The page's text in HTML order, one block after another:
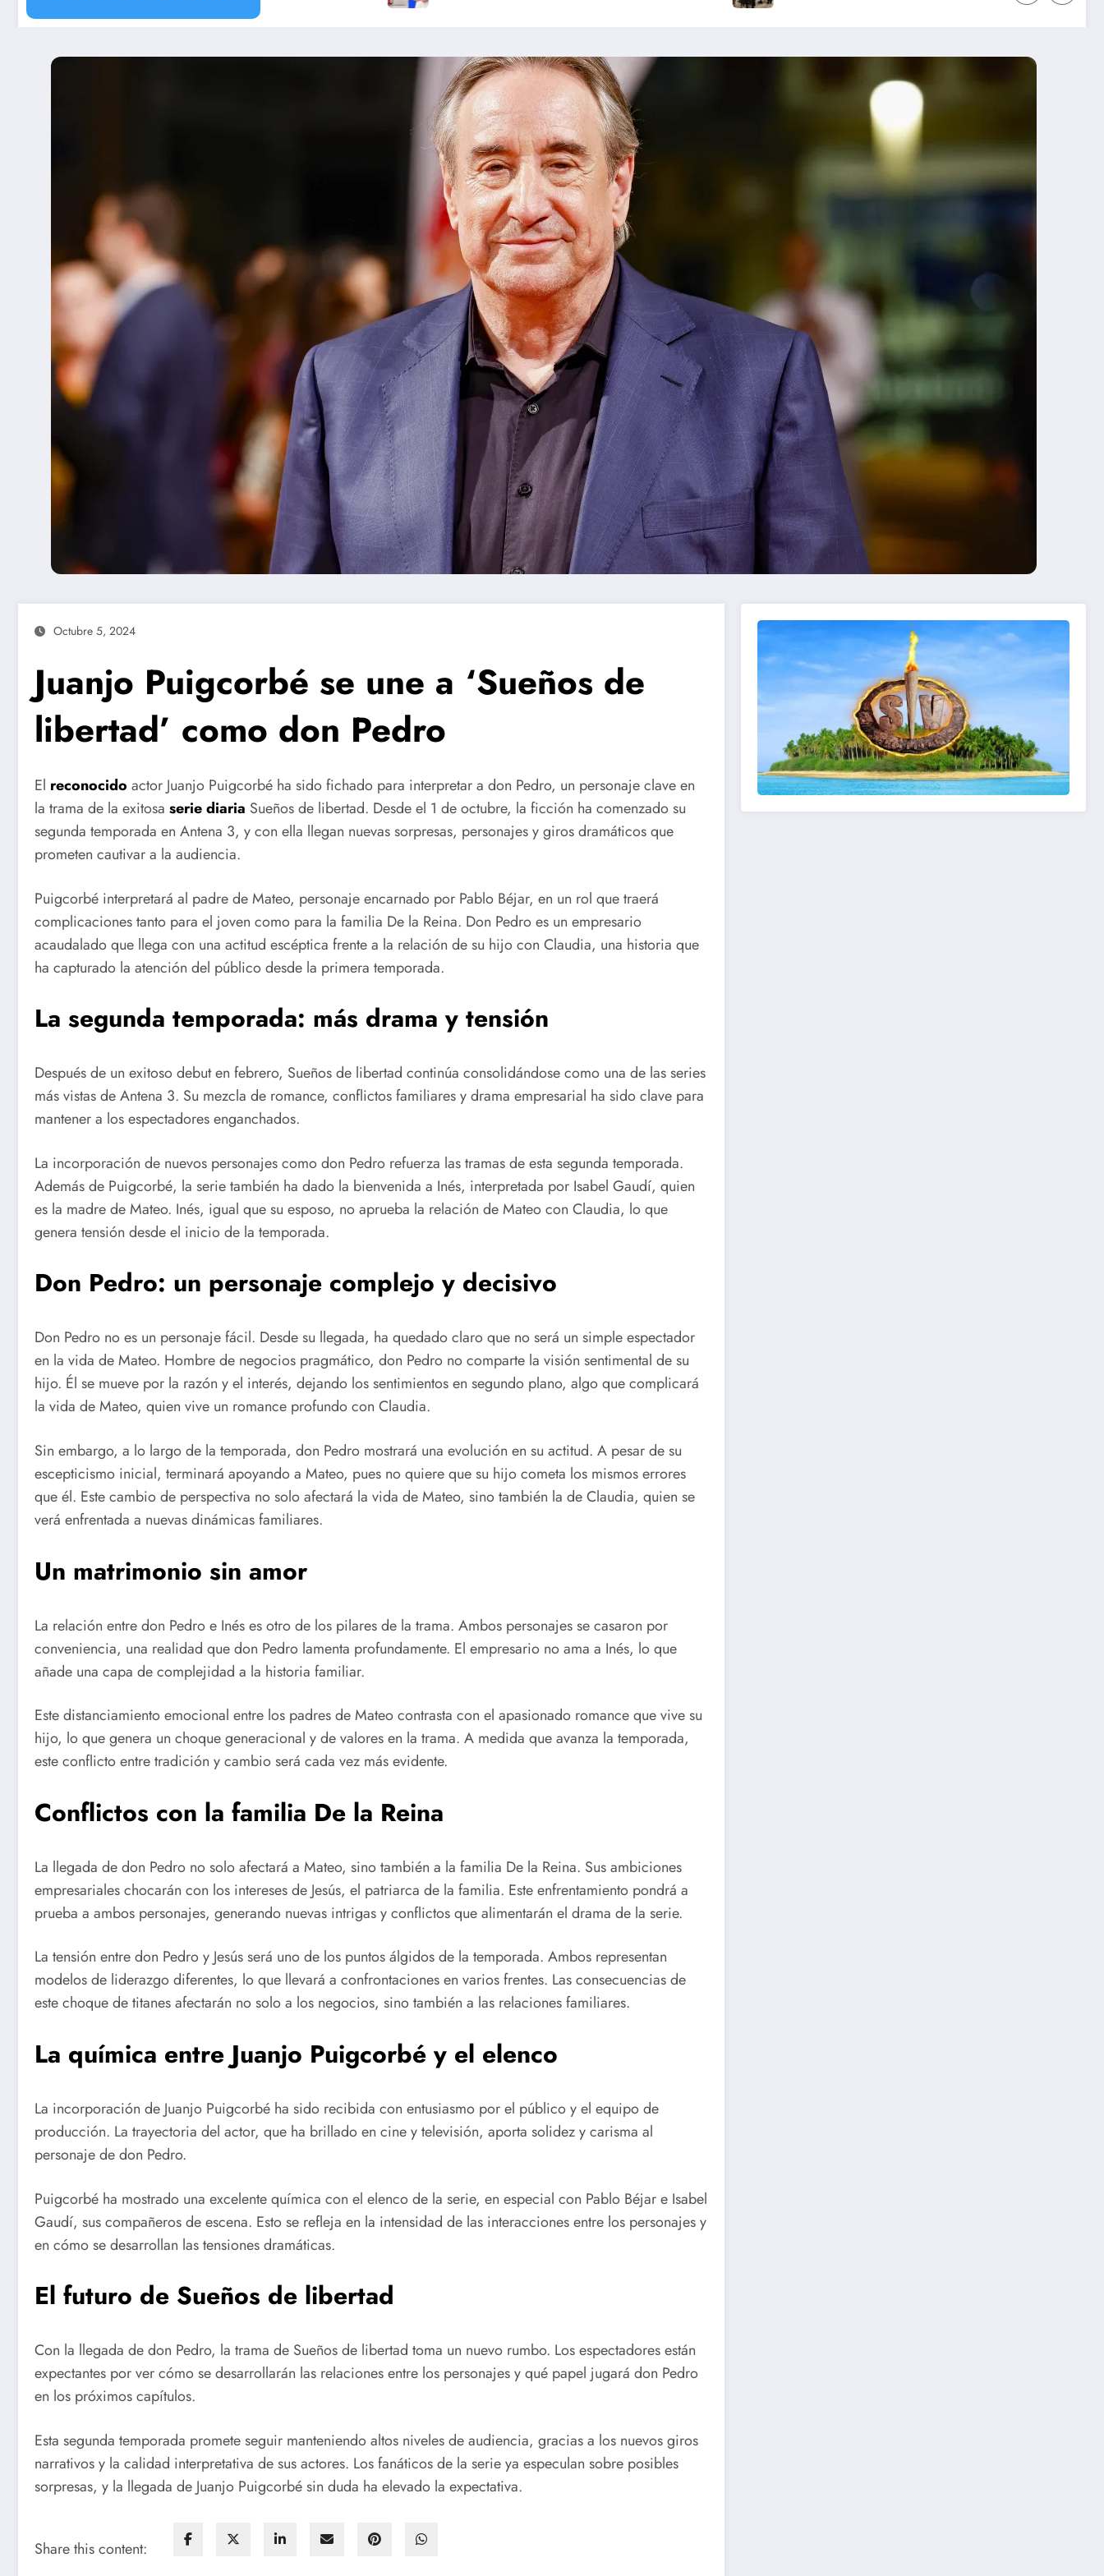
Octubre 5, 2024
Juanjo Puigcorbé se une a ‘Sueños de
libertad’ como don Pedro
El reconocido actor Juanjo Puigcorbé ha sido fichado para interpretar a don Pedro, un personaje clave en
la trama de la exitosa seriediaria Sueños de libertad. Desde el 1 de octubre, la ficción ha comenzado su
segunda temporada en Antena 3, y con ella llegan nuevas sorpresas, personajes y giros dramáticos que
prometen cautivar a la audiencia.
Puigcorbé interpretará al padre de Mateo, personaje encarnado por Pablo Béjar, en un rol que traerá
complicaciones tanto para el joven como para la familia De la Reina. Don Pedro es un empresario
acaudalado que llega con una actitud escéptica frente a la relación de su hijo con Claudia, una historia que
ha capturado la atención del público desde la primera temporada.
La segunda temporada: más drama y tensión
Después de un exitoso debut en febrero, Sueños de libertad continúa consolidándose como una de las series
más vistas de Antena 3. Su mezcla de romance, conflictos familiares y drama empresarial ha sido clave para
mantener a los espectadores enganchados.
La incorporación de nuevos personajes como don Pedro refuerza las tramas de esta segunda temporada.
Además de Puigcorbé, la serie también ha dado la bienvenida a Inés, interpretada por Isabel Gaudí, quien
es la madre de Mateo. Inés, igual que su esposo, no aprueba la relación de Mateo con Claudia, lo que
genera tensión desde el inicio de la temporada.
Don Pedro: un personaje complejo y decisivo
Don Pedro no es un personaje fácil. Desde su llegada, ha quedado claro que no será un simple espectador
en la vida de Mateo. Hombre de negocios pragmático, don Pedro no comparte la visión sentimental de su
hijo. Él se mueve por la razón y el interés, dejando los sentimientos en segundo plano, algo que complicará
la vida de Mateo, quien vive un romance profundo con Claudia.
Sin embargo, a lo largo de la temporada, don Pedro mostrará una evolución en su actitud. A pesar de su
escepticismo inicial, terminará apoyando a Mateo, pues no quiere que su hijo cometa los mismos errores
que él. Este cambio de perspectiva no solo afectará la vida de Mateo, sino también la de Claudia, quien se
verá enfrentada a nuevas dinámicas familiares.
Un matrimonio sin amor
La relación entre don Pedro e Inés es otro de los pilares de la trama. Ambos personajes se casaron por
conveniencia, una realidad que don Pedro lamenta profundamente. El empresario no ama a Inés, lo que
añade una capa de complejidad a la historia familiar.
Este distanciamiento emocional entre los padres de Mateo contrasta con el apasionado romance que vive su
hijo, lo que genera un choque generacional y de valores en la trama. A medida que avanza la temporada,
este conflicto entre tradición y cambio será cada vez más evidente.
Conflictos con la familia De la Reina
La llegada de don Pedro no solo afectará a Mateo, sino también a la familia De la Reina. Sus ambiciones
empresariales chocarán con los intereses de Jesús, el patriarca de la familia. Este enfrentamiento pondrá a
prueba a ambos personajes, generando nuevas intrigas y conflictos que alimentarán el drama de la serie.
La tensión entre don Pedro y Jesús será uno de los puntos álgidos de la temporada. Ambos representan
modelos de liderazgo diferentes, lo que llevará a confrontaciones en varios frentes. Las consecuencias de
este choque de titanes afectarán no solo a los negocios, sino también a las relaciones familiares.
La química entre Juanjo Puigcorbé y el elenco
La incorporación de Juanjo Puigcorbé ha sido recibida con entusiasmo por el público y el equipo de
producción. La trayectoria del actor, que ha brillado en cine y televisión, aporta solidez y carisma al
personaje de don Pedro.
Puigcorbé ha mostrado una excelente química con el elenco de la serie, en especial con Pablo Béjar e Isabel
Gaudí, sus compañeros de escena. Esto se refleja en la intensidad de las interacciones entre los personajes y
en cómo se desarrollan las tensiones dramáticas.
El futuro de Sueños de libertad
Con la llegada de don Pedro, la trama de Sueños de libertad toma un nuevo rumbo. Los espectadores están
expectantes por ver cómo se desarrollarán las relaciones entre los personajes y qué papel jugará don Pedro
en los próximos capítulos.
Esta segunda temporada promete seguir manteniendo altos niveles de audiencia, gracias a los nuevos giros
narrativos y la calidad interpretativa de sus actores. Los fanáticos de la serie ya especulan sobre posibles
sorpresas, y la llegada de Juanjo Puigcorbé sin duda ha elevado la expectativa.
Share this content: